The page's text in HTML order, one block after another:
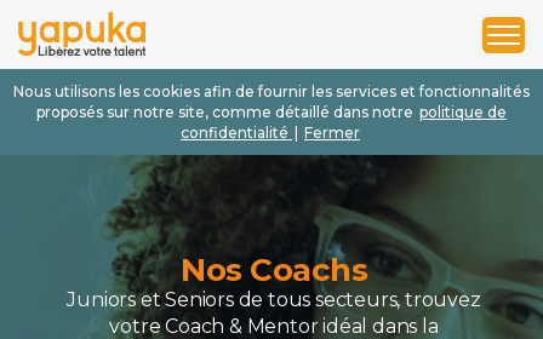
Nous utilisons les cookies afin de fournir les services et fonctionnalités
proposés sur notre site, comme détaillé dans notre politique de
confidentialité
Fermer
1
2
3
Nos Coachs
Juniors et Seniors de tous secteurs, trouvez
votre Coach & Mentor idéal dans la